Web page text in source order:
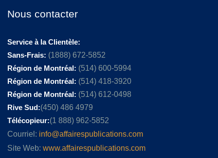
Nous contacter
Service à la Clientèle:
Sans-Frais: (1888) 672-5852
Région de Montréal: (514) 600-5994
Région de Montréal: (514) 418-3920
Région de Montréal: (514) 612-0498
Rive Sud:(450) 486 4979
Télécopieur:(1 888) 962-5852
Courriel: info@affairespublications.com
Site Web: www.affairespublications.com